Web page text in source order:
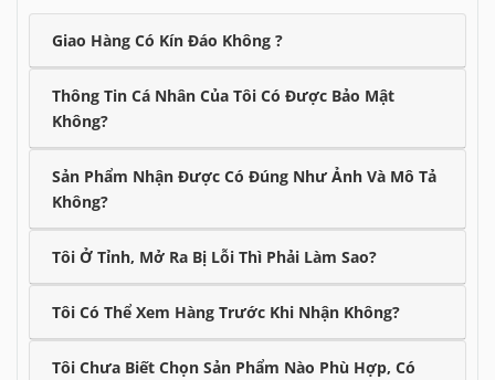
Giao Hàng Có Kín Đáo Không ?
Thông Tin Cá Nhân Của Tôi Có Được Bảo Mật
Không?
Sản Phẩm Nhận Được Có Đúng Như Ảnh Và Mô Tả
Không?
Tôi Ở Tỉnh, Mở Ra Bị Lỗi Thì Phải Làm Sao?
Tôi Có Thể Xem Hàng Trước Khi Nhận Không?
Tôi Chưa Biết Chọn Sản Phẩm Nào Phù Hợp, Có